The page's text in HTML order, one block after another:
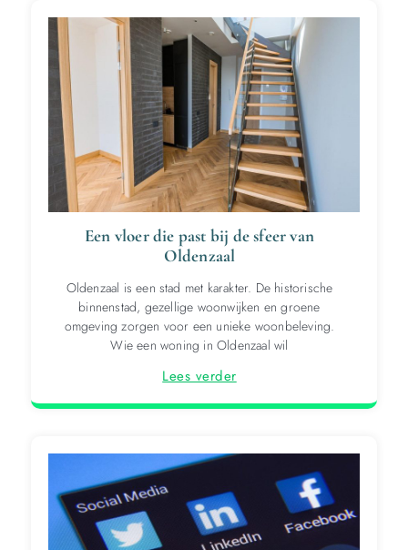
Een vloer die past bij de sfeer van
Oldenzaal
Oldenzaal is een stad met karakter. De historische
binnenstad, gezellige woonwijken en groene
omgeving zorgen voor een unieke woonbeleving.
Wie een woning in Oldenzaal wil
Lees verder